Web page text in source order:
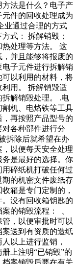
法是什么？电子产
件的回收处理成为
业通过合理的方式
式： 拆解销毁；
处理等方法。 这
并且能够将报废的
子元件进行拆解销
以利用的材料，将
用。 拆解销毁适
解销毁处理。 .电
机、电烙铁等工具
再按照产品型号的
各种部件进行分
拆除后就希望在办
以便每天安全处理
是最好的选择。你
碎纸机打破任何过
的机密文件废纸存
箱是专门定制的，
没有回收箱钥匙的
的销毁流程： 、
，以便审批时可以
送到有资质的造纸
以上进行监销，
上注明“已销毁”的